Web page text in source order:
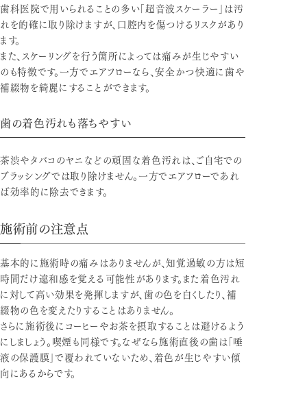
歯科医院で用いられることの多い「超音波スケーラー」は汚
れを的確に取り除けますが、口腔内を傷つけるリスクがあり
ます。
また、スケーリングを行う箇所によっては痛みが生じやすい
のも特徴です。一方でエアフローなら、安全かつ快適に歯や
補綴物を綺麗にすることができます。
歯の着色汚れも落ちやすい
茶渋やタバコのヤニなどの頑固な着色汚れは、ご自宅での
ブラッシングでは取り除けません。一方でエアフローであれ
ば効率的に除去できます。
施術前の注意点
基本的に施術時の痛みはありませんが、知覚過敏の方は短
時間だけ違和感を覚える可能性があります。また着色汚れ
に対して高い効果を発揮しますが、歯の色を白くしたり、補
綴物の色を変えたりすることはありません。
さらに施術後にコーヒーやお茶を摂取することは避けるよう
にしましょう。喫煙も同様です。なぜなら施術直後の歯は「唾
液の保護膜」で覆われていないため、着色が生じやすい傾
向にあるからです。